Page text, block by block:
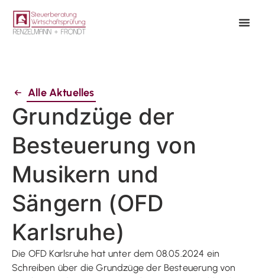
Alle Aktuelles
Grundzüge der
Besteuerung von
Musikern und
Sängern (OFD
Karlsruhe)
Die OFD Karlsruhe hat unter dem 08.05.2024 ein
Schreiben über die Grundzüge der Besteuerung von